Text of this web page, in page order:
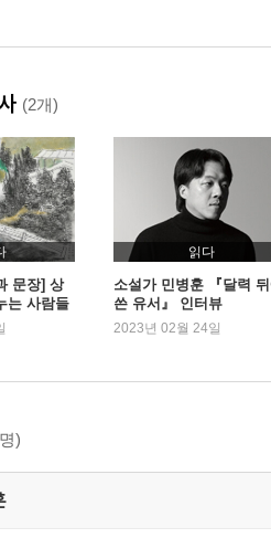
(2개)
문장] 상
는 사람들
읽다
소설가 민병훈 『달력
쓴 유서』 인터뷰
2023년 02월 24일
)